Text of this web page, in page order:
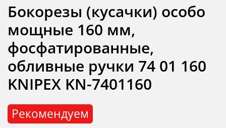
Рекомендуем
Бокорезы (кусачки) особо
мощные 160 мм,
фосфатированные,
обливные ручки 74 01 160
KNIPEX KN-7401160